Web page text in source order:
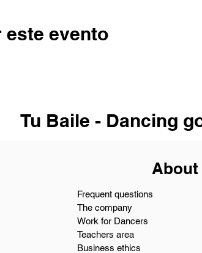
este evento
Tu Baile - Dancing
About
Frequent questions
The company
Work for Dancers
Teachers area
Business ethics